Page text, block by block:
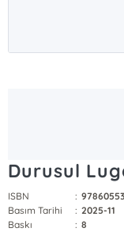
Durusul
ISBN :
Basım Tarihi
: 2025-11
Baskı
: 8